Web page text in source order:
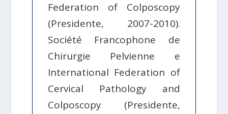
Federation of Colposcopy
(Presidente, 2007-2010).
Société Francophone de
Chirurgie Pelvienne e
International Federation of
Cervical Pathology and
Colposcopy (Presidente,